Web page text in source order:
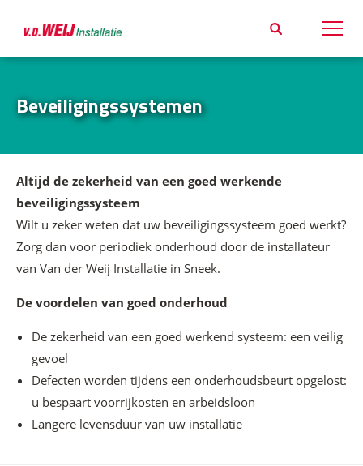
Beveiligingssystemen
Altijd de zekerheid van een goed werkende
beveiligingssysteem
Wilt u zeker weten dat uw beveiligingssysteem goed werkt?
Zorg dan voor periodiek onderhoud door de installateur
van Van der Weij Installatie in Sneek.
De voordelen van goed onderhoud
De zekerheid van een goed werkend systeem: een veilig
gevoel
Defecten worden tijdens een onderhoudsbeurt opgelost:
u bespaart voorrijkosten en arbeidsloon
Langere levensduur van uw installatie